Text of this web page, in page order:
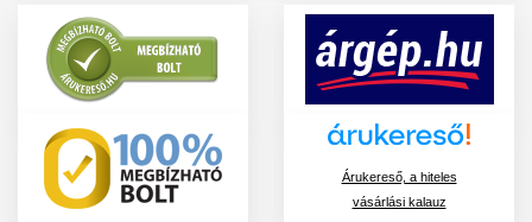
Árukereső, a hiteles
vásárlási kalauz